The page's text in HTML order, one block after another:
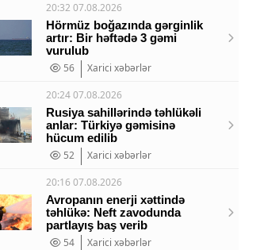
20:32 07.08.2026
Hörmüz boğazında gərginlik
artır: Bir həftədə 3 gəmi
vurulub
56
Xarici xəbərlər
20:24 07.08.2026
Rusiya sahillərində təhlükəli
anlar: Türkiyə gəmisinə
hücum edilib
52
Xarici xəbərlər
20:16 07.08.2026
Avropanın enerji xəttində
təhlükə: Neft zavodunda
partlayış baş verib
54
Xarici xəbərlər